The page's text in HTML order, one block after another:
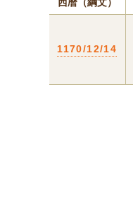
西暦（綱文）
1170/12/14